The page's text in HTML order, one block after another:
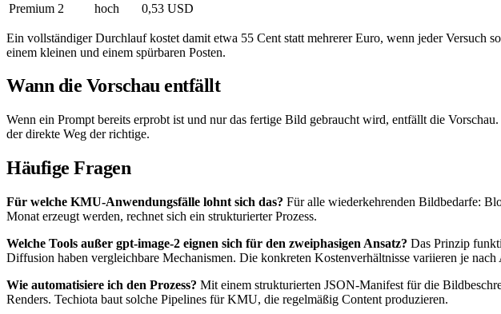
Premium 2 hoch 0,53 USD
Ein vollständiger Durchlauf kostet damit etwa 55 Cent statt mehrerer Euro, wenn jeder
einem kleinen und einem spürbaren Posten.
Wann die Vorschau entfällt
Wenn ein Prompt bereits erprobt ist und nur das fertige Bild gebraucht wird, entfällt die
der direkte Weg der richtige.
Häufige Fragen
Für welche KMU-Anwendungsfälle lohnt sich das? Für alle wiederkehrenden Bildbedarfe:
Monat erzeugt werden, rechnet sich ein strukturierter Prozess.
Welche Tools außer gpt-image-2 eignen sich für den zweiphasigen Ansatz? Das Prinzip
Diffusion haben vergleichbare Mechanismen. Die konkreten Kostenverhältnisse variieren je nach
Wie automatisiere ich den Prozess? Mit einem strukturierten JSON-Manifest für die
Renders. Techiota baut solche Pipelines für KMU, die regelmäßig Content produzieren.